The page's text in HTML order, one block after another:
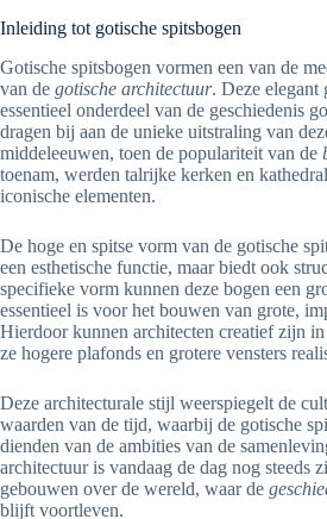
Inleiding tot gotische spitsbogen
Gotische spitsbogen vormen een van de
van de gotische architectuur. Deze elegant
essentieel onderdeel van de geschiedenis
dragen bij aan de unieke uitstraling van
middeleeuwen, toen de populariteit van de
toenam, werden talrijke kerken en
iconische elementen.
De hoge en spitse vorm van de gotische
een esthetische functie, maar biedt ook
specifieke vorm kunnen deze bogen een
essentieel is voor het bouwen van grote,
Hierdoor kunnen architecten creatief zijn
ze hogere plafonds en grotere vensters
Deze architecturale stijl weerspiegelt de
waarden van de tijd, waarbij de gotische
dienden van de ambities van de
architectuur is vandaag de dag nog steeds
gebouwen over de wereld, waar de
blijft voortleven.